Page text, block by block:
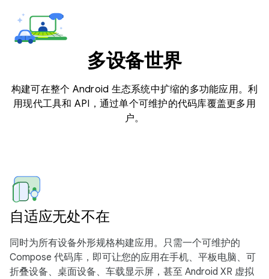
多设备世界
构建可在整个 Android 生态系统中扩缩的多功能应用。利
用现代工具和 API，通过单个可维护的代码库覆盖更多用
户。
自适应无处不在
同时为所有设备外形规格构建应用。只需一个可维护的
Compose 代码库，即可让您的应用在手机、平板电脑、可
折叠设备、桌面设备、车载显示屏，甚至 Android XR 虚拟